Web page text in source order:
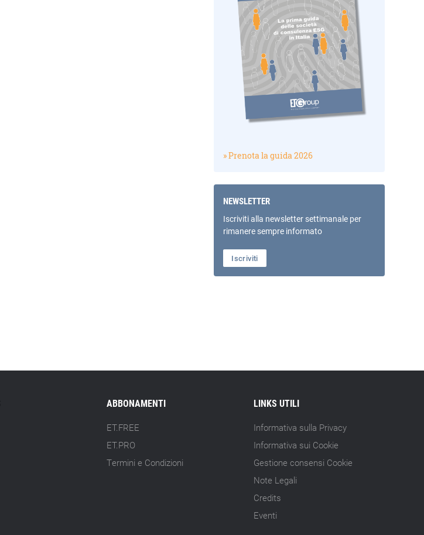
» Prenota la guida 2026
NEWSLETTER
Iscriviti alla newsletter settimanale per
rimanere sempre informato
Iscriviti
ABBONAMENTI
ET.FREE
ET.PRO
Termini e Condizioni
LINKS UTILI
Informativa sulla Privacy
Informativa sui Cookie
Gestione consensi Cookie
Note Legali
Credits
Eventi